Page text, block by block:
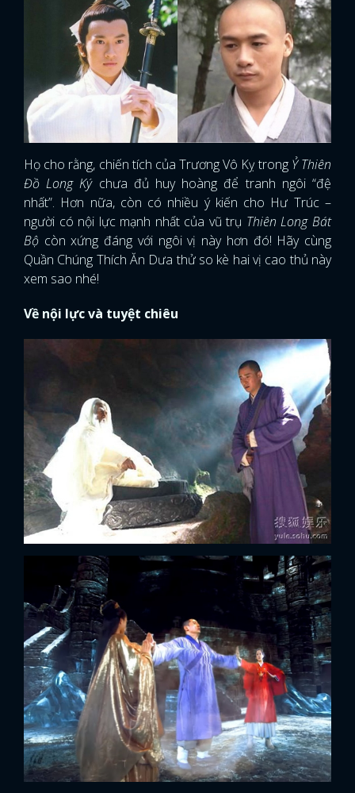
Họ cho rằng, chiến tích của Trương Vô Kỵ trongỶ Thiên
Đồ Long Kýchưa đủ huy hoàng để tranh ngôi “đệ
nhất”. Hơn nữa, còn có nhiều ý kiến cho Hư Trúc –
người có nội lực mạnh nhất của vũ trụ Thiên Long Bát
Bộ còn xứng đáng với ngôi vị này hơn đó! Hãy cùng
Quần Chúng Thích Ăn Dưa thử so kè hai vị cao thủ này
xem sao nhé!
Về nội lực và tuyệt chiêu